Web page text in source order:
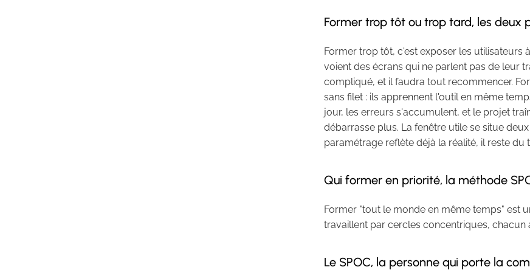
Former trop tôt ou trop tard, les deux
Former trop tôt, c'est exposer les utilisateurs
voient des écrans qui ne parlent pas de leur
compliqué, et il faudra tout recommencer.
sans filet : ils apprennent l'outil en même
jour, les erreurs s'accumulent, et le projet
débarrasse plus. La fenêtre utile se situe
paramétrage reflète déjà la réalité, il reste du
Qui former en priorité, la méthode
Former "tout le monde en même temps" est
travaillent par cercles concentriques, chacun
Le SPOC, la personne qui porte la